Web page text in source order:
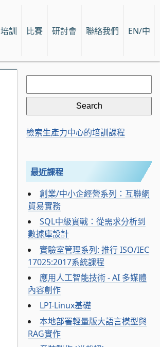
培訓 比賽 研討會 聯絡我們 EN/中
Search
for:
檢索生產力中心的培訓課程
最近課程
創業/中小企經營系列：互聯網
貿易實務
SQL中級實戰：從需求分析到
數據庫設計
實驗室管理系列: 推行 ISO/IEC
17025:2017系統課程
應用人工智能技術 - AI 多媒體
內容創作
LPI-Linux基礎
本地部署輕量版大語言模型與
RAG實作